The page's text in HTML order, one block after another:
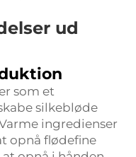
ud
som et
silkebløde
ingredienser
opnå flødefine